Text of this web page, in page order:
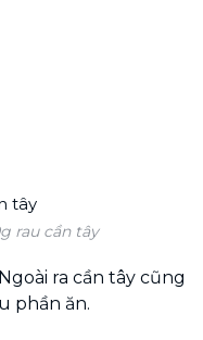
rau cần tây
ra cần tây cũng
phần ăn.